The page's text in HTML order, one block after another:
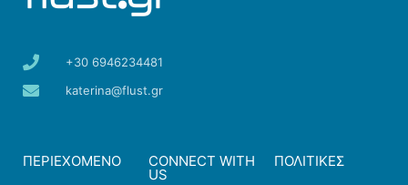
+30 6946234481
katerina@flust.gr
ΠΕΡΙΕΧΟΜΕΝΟ CONNECT WITH
US
ΠΟΛΙΤΙΚΕΣ